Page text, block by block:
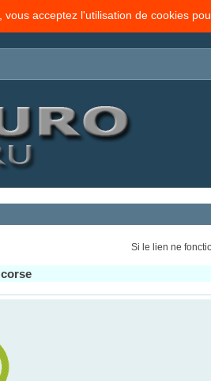
acceptez l'utilisation de cookies
Si le lien ne